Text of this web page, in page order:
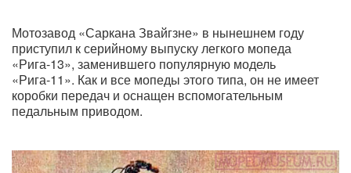
Мотозавод «Саркана Звайгзне» в нынешнем году
приступил к серийному выпуску легкого мопеда
«Рига-13», заменившего популярную модель
«Рига-11». Как и все мопеды этого типа, он не имеет
коробки передач и оснащен вспомогательным
педальным приводом.